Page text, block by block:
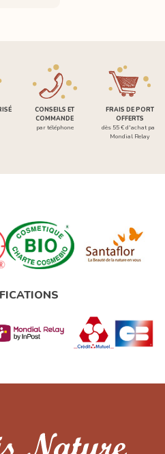
CONSEILS ET
COMMANDE
par téléphone
FRAIS DE PORT
OFFERTS
dès 55 € d'achat par
Mondial Relay